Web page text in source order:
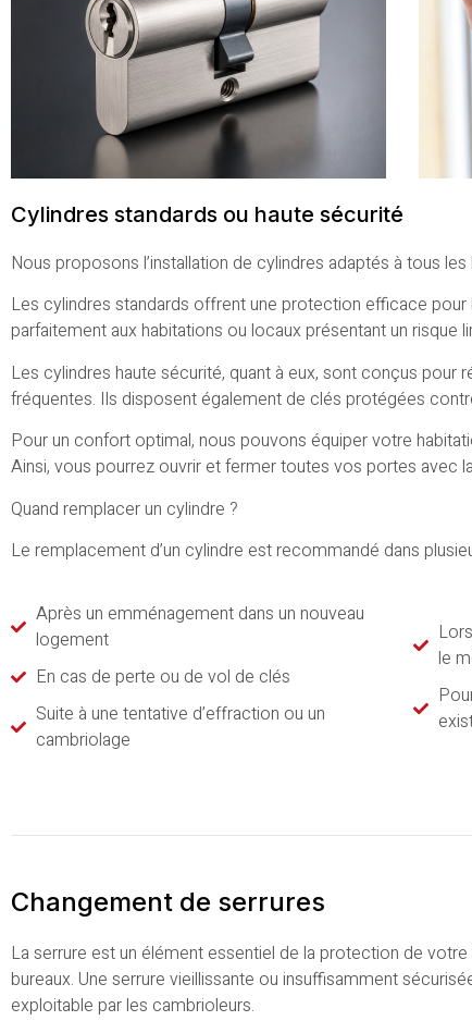
Cylindres standards ou haute sécurité
Nous proposons l’installation de cylindres adaptés à tous
Les cylindres standards offrent une protection efficace
parfaitement aux habitations ou locaux présentant un risque
Les cylindres haute sécurité, quant à eux, sont conçus pour
fréquentes. Ils disposent également de clés protégées
Pour un confort optimal, nous pouvons équiper votre
Ainsi, vous pourrez ouvrir et fermer toutes vos portes avec
Quand remplacer un cylindre ?
Le remplacement d’un cylindre est recommandé dans
Après un emménagement dans un nouveau
logement
En cas de perte ou de vol de clés
Suite à une tentative d’effraction ou un
cambriolage
le
Changement de serrures
La serrure est un élément essentiel de la protection de
bureaux. Une serrure vieillissante ou insuffisamment
exploitable par les cambrioleurs.